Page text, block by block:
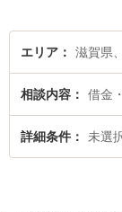
エリア 滋賀県
相談内容 借金
詳細条件 未選